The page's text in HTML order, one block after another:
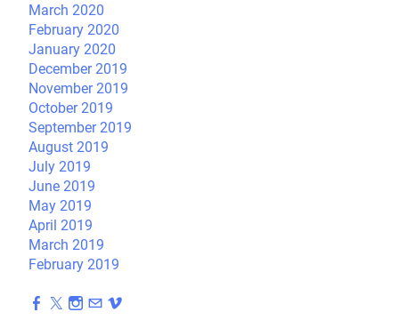
March 2020
February 2020
January 2020
December 2019
November 2019
October 2019
September 2019
August 2019
July 2019
June 2019
May 2019
April 2019
March 2019
February 2019